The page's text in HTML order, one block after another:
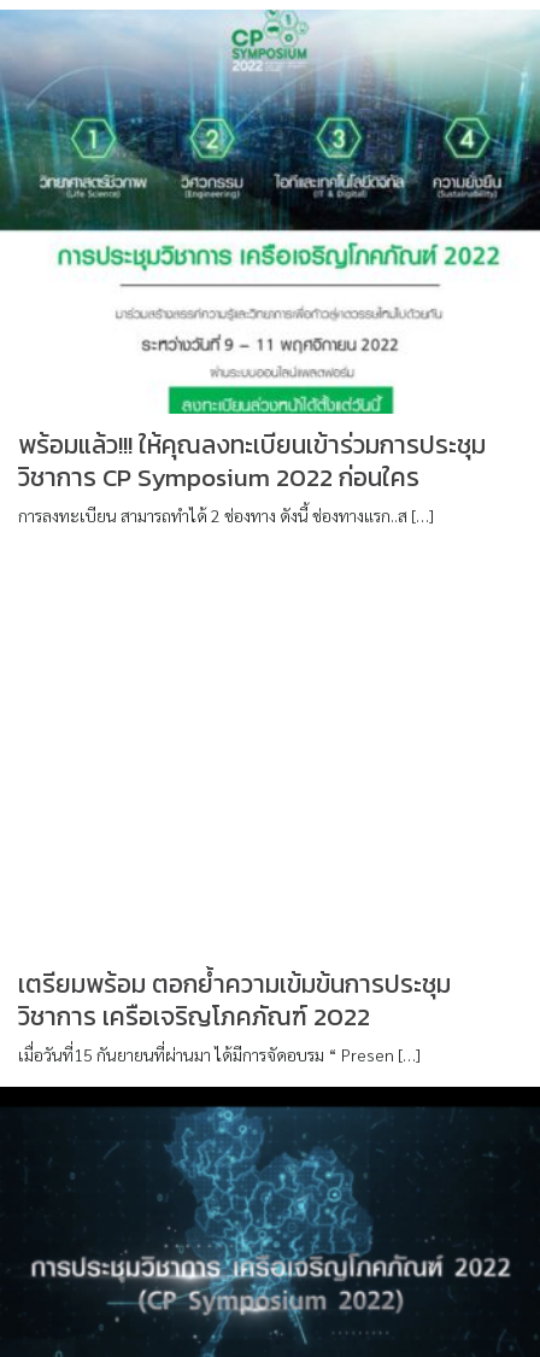
พร้อมแล้ว!!! ให้คุณลงทะเบียนเข้าร่วมการประชุม
วิชาการ CP Symposium 2022 ก่อนใคร
การลงทะเบียน สามารถทำได้ 2 ช่องทาง ดังนี้ ช่องทางแรก..ส […]
เตรียมพร้อม ตอกย้ำความเข้มข้นการประชุม
วิชาการ เครือเจริญโภคภัณฑ์ 2022
เมื่อวันที่15 กันยายนที่ผ่านมา ได้มีการจัดอบรม “ Presen […]